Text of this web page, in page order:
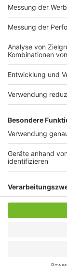
veröffentlicht
Bitte schicke
hergestellt hast.
Wir sind jedoch
Inhalte zu
aller
übermittelte
Dritter, wie
etwaigen
genutzter und
Inhalte geltend
Geltendmachung
eurerseits beruht.